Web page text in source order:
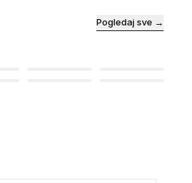
Pogledaj sve →